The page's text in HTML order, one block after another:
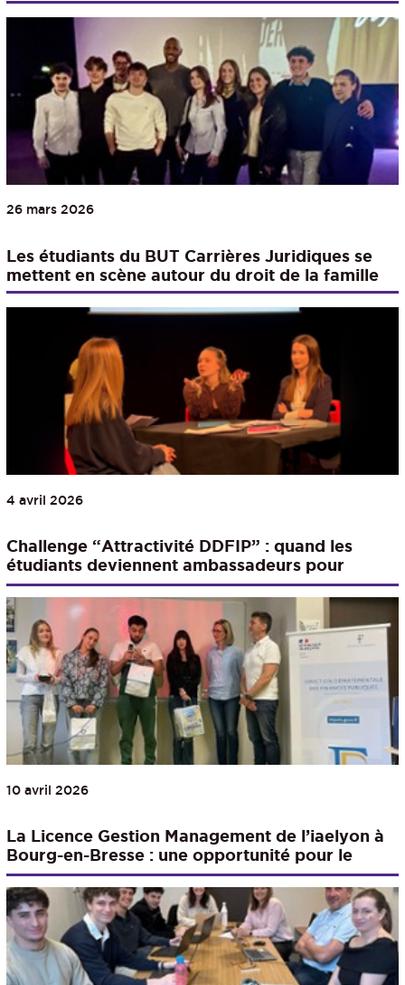
26 mars 2026
Les étudiants du BUT Carrières Juridiques se
mettent en scène autour du droit de la famille
4 avril 2026
Challenge “Attractivité DDFIP” : quand les
étudiants deviennent ambassadeurs pour
l’administration fiscale de l’Ain !
10 avril 2026
La Licence Gestion Management de l’iaelyon à
Bourg-en-Bresse : une opportunité pour le
territoire.